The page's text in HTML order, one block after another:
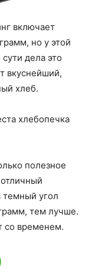
включает
но у этой
дела это
вкуснейший,
хлеб.
хлебопечка
полезное
темный угол
тем лучше.
со временем.